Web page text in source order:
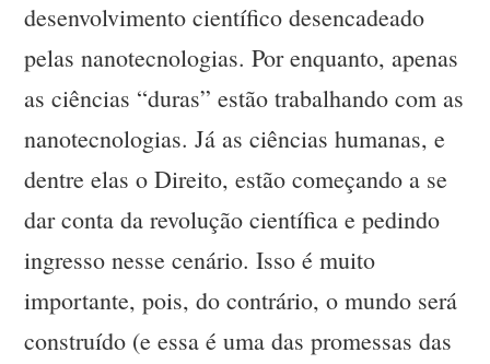
desenvolvimento científico desencadeado
pelas nanotecnologias. Por enquanto, apenas
as ciências “duras” estão trabalhando com as
nanotecnologias. Já as ciências humanas, e
dentre elas o Direito, estão começando a se
dar conta da revolução científica e pedindo
ingresso nesse cenário. Isso é muito
importante, pois, do contrário, o mundo será
construído (e essa é uma das promessas das